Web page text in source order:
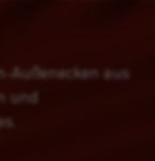
Außenecken aus
und